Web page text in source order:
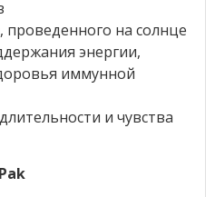
проведенного на солнце
энергии,
иммунной
и чувства